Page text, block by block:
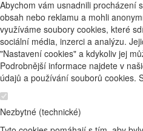
Abychom vám usnadnili procházení
obsah nebo reklamu a mohli
využíváme soubory cookies, které
sociální média, inzerci a analýzu.
"Nastavení cookies" a kdykoliv jej
Podrobnější informace najdete v
údajů a používání souborů cookies.
Nezbytné (technické)